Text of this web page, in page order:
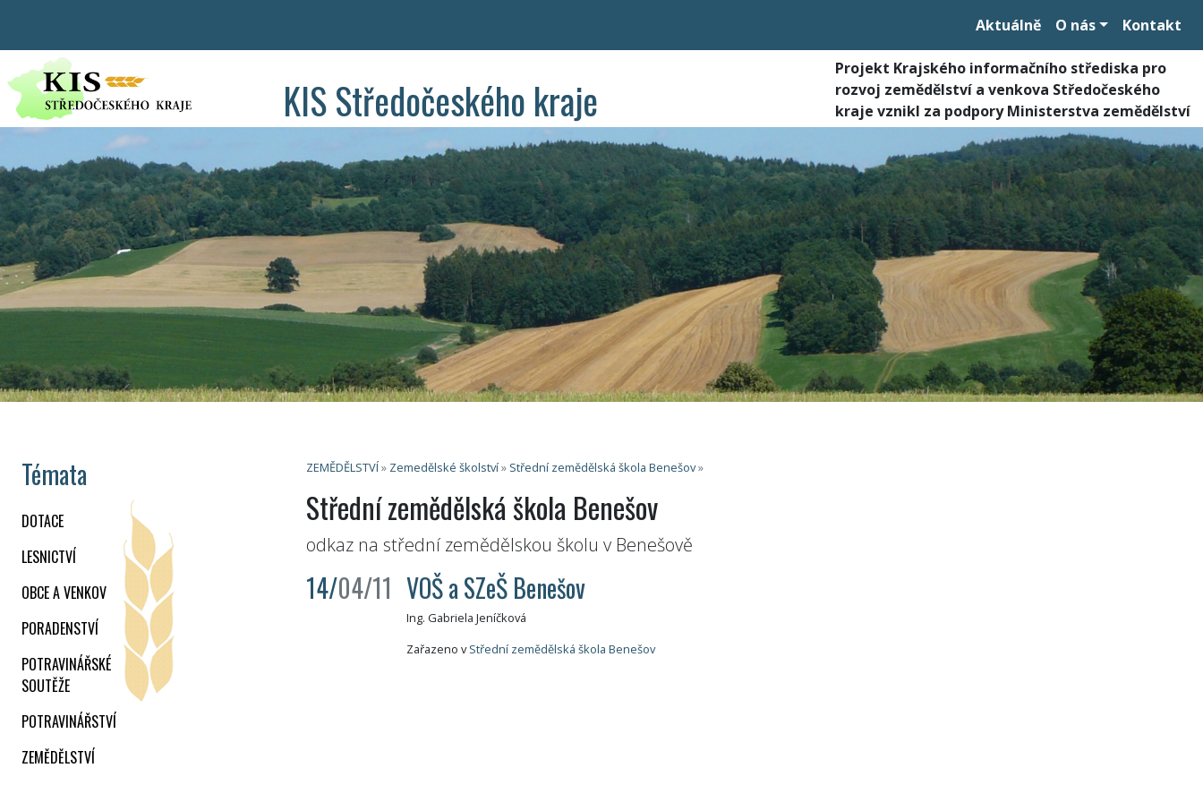
Aktuálně O nás Kontakt
KIS Středočeského kraje
Projekt Krajského informačního střediska pro
rozvoj zemědělství a venkova Středočeského
kraje vznikl za podpory Ministerstva zemědělství
Témata
DOTACE
LESNICTVÍ
OBCE A VENKOV
PORADENSTVÍ
POTRAVINÁŘSKÉ
SOUTĚŽE
POTRAVINÁŘSTVÍ
ZEMĚDĚLSTVÍ
ZEMĚDĚLSTVÍ» Zemedělské školství» Střední zemědělská škola Benešov»
Střední zemědělská škola Benešov
odkaz na střední zemědělskou školu v Benešově
14/04/11 VOŠ a SZeŠ Benešov
Ing. Gabriela Jeníčková
Zařazeno vStřední zemědělská škola Benešov